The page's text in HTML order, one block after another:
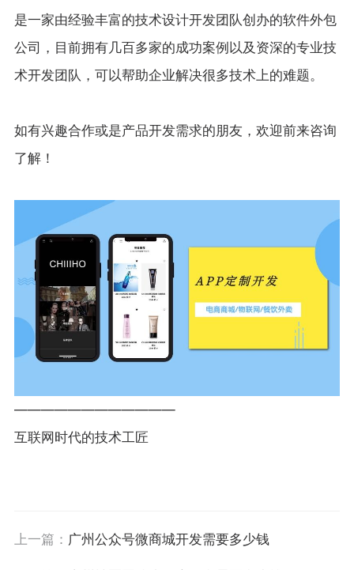
是一家由经验丰富的技术设计开发团队创办的软件外包
公司，目前拥有几百多家的成功案例以及资深的专业技
术开发团队，可以帮助企业解决很多技术上的难题。
如有兴趣合作或是产品开发需求的朋友，欢迎前来咨询
了解！
————————————
互联网时代的技术工匠
上一篇： 广州公众号微商城开发需要多少钱